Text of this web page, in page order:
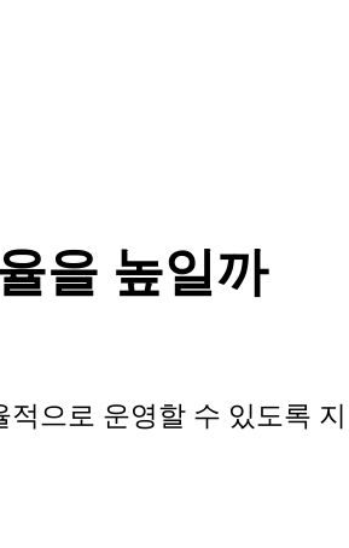
을 높일까
으로 운영할 수 있도록